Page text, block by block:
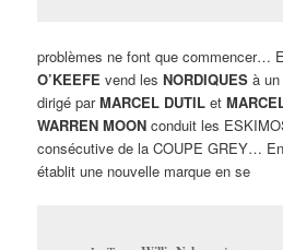
problèmes ne font que commencer…
O’KEEFE vend lesNORDIQUES à
dirigé parMARCEL DUTIL et
WARREN MOON conduit les
consécutive de la COUPE GREY…
établit une nouvelle marque en se